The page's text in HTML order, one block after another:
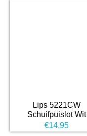
Lips 5221CW
Schuifpuislot Wit
€14,95